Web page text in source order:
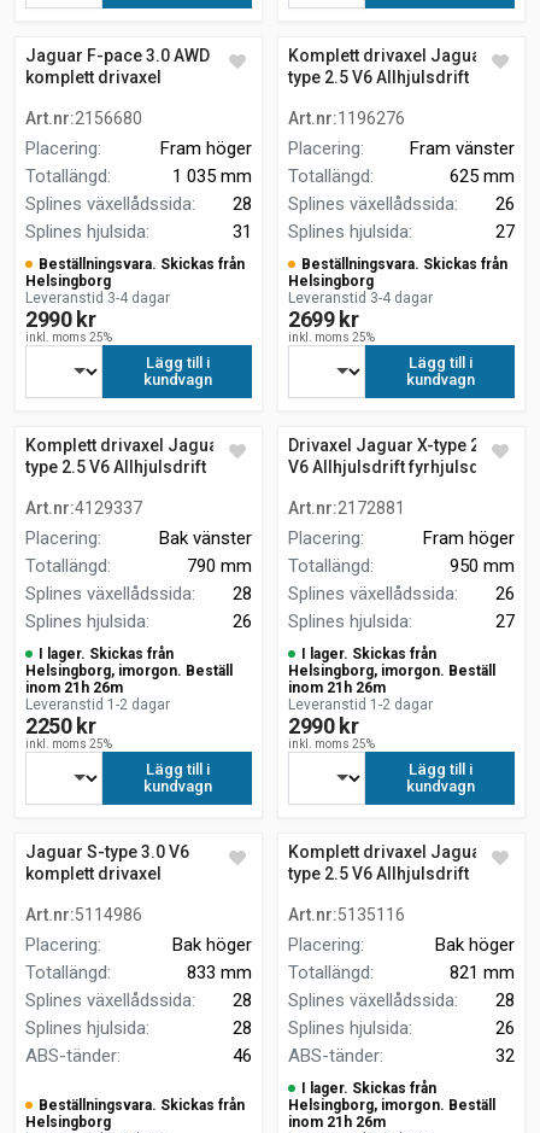
Jaguar F-pace 3.0 AWD
komplett drivaxel
Art.nr:2156680
Placering:
Fram höger
Totallängd:
1 035 mm
Splines växellådssida:
28
Splines hjulsida: 31
Beställningsvara. Skickas från
Helsingborg
Leveranstid 3-4 dagar
2990 kr
inkl. moms 25%
Lägg till i
kundvagn
Komplett drivaxel Jaguar X-
type 2.5 V6 Allhjulsdrift
Art.nr:1196276
Placering:
Fram vänster
Totallängd:
625 mm
Splines växellådssida:
26
Splines hjulsida: 27
Beställningsvara. Skickas från
Helsingborg
Leveranstid 3-4 dagar
2699 kr
inkl. moms 25%
Lägg till i
kundvagn
Komplett drivaxel Jaguar X-
type 2.5 V6 Allhjulsdrift
Art.nr:4129337
Placering:
Bak vänster
Totallängd:
790 mm
Splines växellådssida:
28
Splines hjulsida: 26
I lager. Skickas från
Helsingborg, imorgon. Beställ
inom 21h 26m
Leveranstid 1-2 dagar
2250 kr
inkl. moms 25%
Lägg till i
kundvagn
Drivaxel Jaguar X-type 2.5
V6 Allhjulsdrift fyrhjulsdrift
Art.nr:2172881
Placering:
Fram höger
Totallängd:
950 mm
Splines växellådssida:
26
Splines hjulsida: 27
I lager. Skickas från
Helsingborg, imorgon. Beställ
inom 21h 26m
Leveranstid 1-2 dagar
2990 kr
inkl. moms 25%
Lägg till i
kundvagn
Jaguar S-type 3.0 V6
komplett drivaxel
Art.nr:5114986
Placering:
Bak höger
Totallängd:
833 mm
Splines växellådssida:
28
Splines hjulsida:
28
ABS-tänder: 46
Beställningsvara. Skickas från
Helsingborg
Komplett drivaxel Jaguar X-
type 2.5 V6 Allhjulsdrift
Art.nr:5135116
Placering:
Bak höger
Totallängd:
821 mm
Splines växellådssida:
28
Splines hjulsida:
26
ABS-tänder: 32
I lager. Skickas från
Helsingborg, imorgon. Beställ
inom 21h 26m